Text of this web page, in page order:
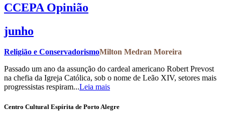
CCEPA Opinião
junho
Religião e ConservadorismoMilton Medran Moreira
Passado um ano da assunção do cardeal americano Robert Prevost
na chefia da Igreja Católica, sob o nome de Leão XIV, setores mais
progressistas respiram...Leia mais
Centro Cultural Espírita de Porto Alegre